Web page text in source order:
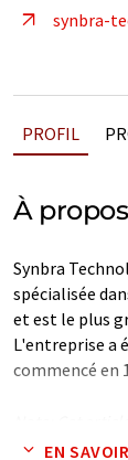
synbra-
PROFIL
À
Synbra
spécialisée
et est le plus
L'entreprise a
commencé en
informatique
EN